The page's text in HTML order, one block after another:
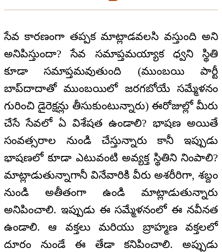
సేవ కారణంగా తప్పక మాట్లాడవలసి వస్తుంది అని
అనిపిస్తుందా? సేవ సమాప్తమయ్యాక ధ్వని స్థితి
కూడా సమాప్తమవుతుంది (ముంబయి పార్టీ
బాప్‌దాదాతో ముంబయిలో జరగబోయే సమ్మేళనం
గురించి డైరెక్షన్లు తీసుకుంటున్నారు) ఈరోజుల్లో మీరు
చేసే సేవలో ఏ విశేషత ఉండాలి? భాషణ అయితే
సంవత్సరాల నుండి చేస్తున్నారు కానీ ఇప్పుడు
భాషణలో కూడా ఎటువంటి అవ్యక్త స్థితిని నింపాలి?
మాట్లాడుతున్నాగానీ వినేవారికి వీరు అశరీరిగా, శబ్దం
నుండి అతీతంగా ఉండి మాట్లాడుతున్నారు
అనిపించాలి. ఇప్పుడు ఈ సమ్మేళనంలో ఈ నవీనత
ఉండాలి. ఆ వక్తలు మరియు బ్రాహ్మణ వక్తలలో
దూరం నుండే ఈ తేడా కనిపించాలి. అప్పుడు